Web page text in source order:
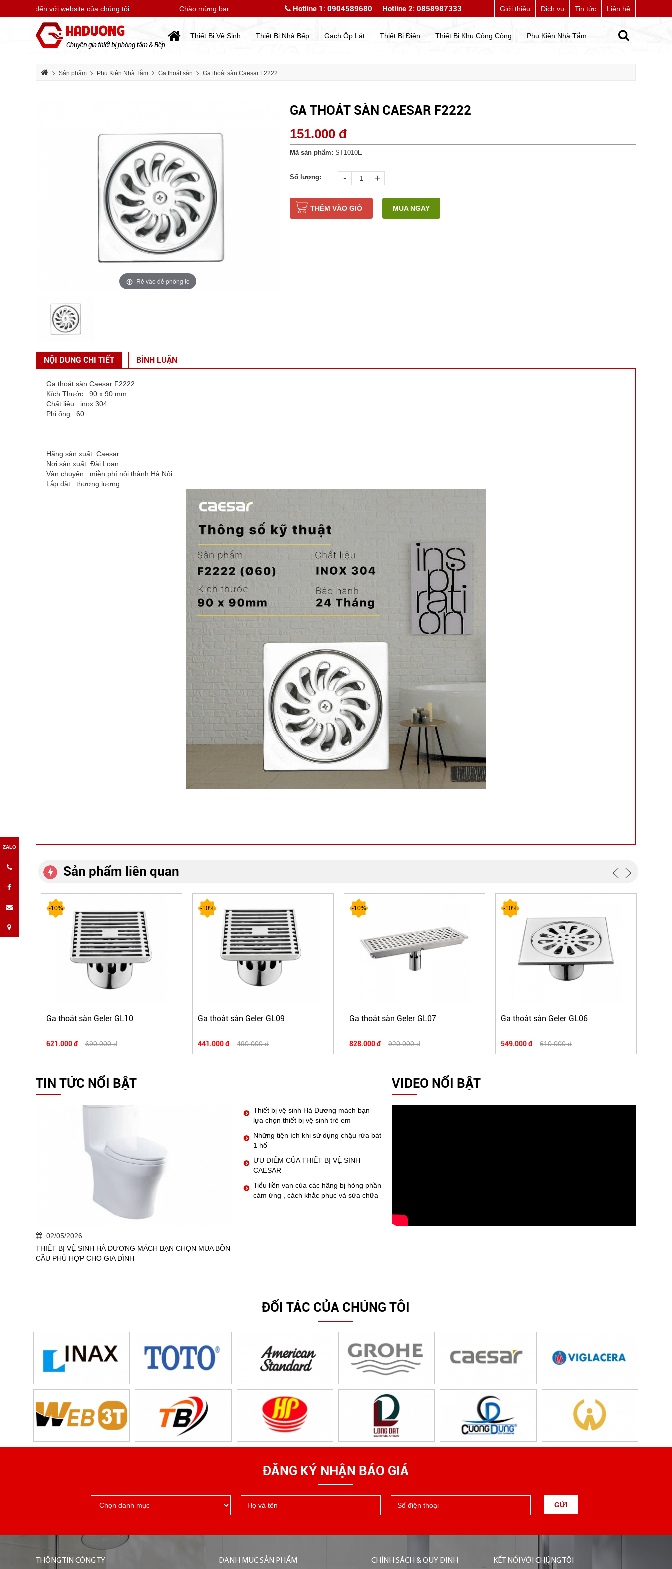
bạn đến với website của chúng tôi Chào mừng bạn đến với website của chúng tôi Chào mừng bạn đến với website của chúng tôi
Hotline 1: 0904589680 Hotline 2: 0858987333 Giới thiệu Dịch vụ Tin tức Liên hệ
Thiết Bị Vệ Sinh Thiết Bị Nhà Bếp Gạch Ốp Lát Thiết Bị Điện Thiết Bị Khu Công Cộng Phụ Kiện Nhà Tắm
Sản phẩm Phụ Kiện Nhà Tắm Ga thoát sàn Ga thoát sàn Caesar F2222
Rê vào để phóng to
GA THOÁT SÀN CAESAR F2222
151.000 đ
Mã sản phẩm:ST1010E
Số lượng: - +
THÊM VÀO GIỎ MUA NGAY
NỘI DUNG CHI TIẾT BÌNH LUẬN
Ga thoát sàn Caesar F2222
Kích Thước : 90 x 90 mm
Chất liệu : inox 304
Phỉ ống : 60
Hãng sản xuất: Caesar
Nơi sản xuất: Đài Loan
Vận chuyển : miễn phí nội thành Hà Nội
Lắp đặt : thương lượng
Sản phẩm liên quan
-10%
Ga thoát sàn Geler GL10
621.000 đ 690.000 đ
-10%
Ga thoát sàn Geler GL09
441.000 đ 490.000 đ
-10%
Ga thoát sàn Geler GL07
828.000 đ 920.000 đ
-10%
Ga thoát sàn Geler GL06
549.000 đ 610.000 đ
TIN TỨC NỔI BẬT
02/05/2026
THIẾT BỊ VỆ SINH HÀ DƯƠNG MÁCH BẠN CHỌN MUA BỒN
CẦU PHÙ HỢP CHO GIA ĐÌNH
Thiết bị vệ sinh Hà Dương mách bạn
lựa chọn thiết bị vệ sinh trẻ em
Những tiện ích khi sử dụng chậu rửa bát
1 hố
ƯU ĐIỂM CỦA THIẾT BỊ VỆ SINH
CAESAR
Tiểu liền van của các hãng bị hỏng phần
cảm ứng , cách khắc phục và sửa chữa
VIDEO NỔI BẬT
ĐỐI TÁC CỦA CHÚNG TÔI
ĐĂNG KÝ NHẬN BÁO GIÁ
GỬI
THÔNG TIN CÔNG TY DANH MỤC SẢN PHẨM CHÍNH SÁCH & QUY ĐỊNH KẾT NỐI VỚI CHÚNG TÔI